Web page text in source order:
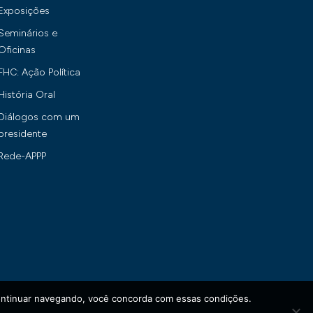
e
Ação Política
Oral
com um
APPP
navegando, você concorda com essas condições.